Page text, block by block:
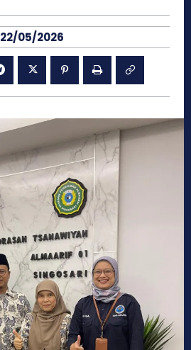
22/05/2026